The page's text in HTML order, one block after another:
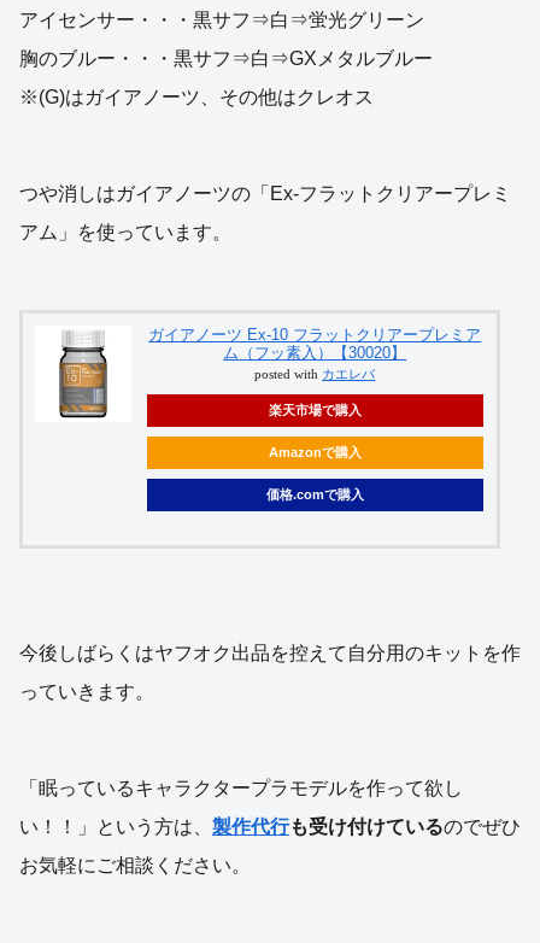
アイセンサー・・・黒サフ⇒白⇒蛍光グリーン
胸のブルー・・・黒サフ⇒白⇒GXメタルブルー
※(G)はガイアノーツ、その他はクレオス
つや消しはガイアノーツの「Ex-フラットクリアープレミ
アム」を使っています。
ガイアノーツ Ex-10 フラットクリアープレミア
ム（フッ素入）【30020】
posted with カエレバ
楽天市場で購入
Amazonで購入
価格.comで購入
今後しばらくはヤフオク出品を控えて自分用のキットを作
っていきます。
「眠っているキャラクタープラモデルを作って欲し
い！！」という方は、 製作代行も受け付けているのでぜひ
お気軽にご相談ください。